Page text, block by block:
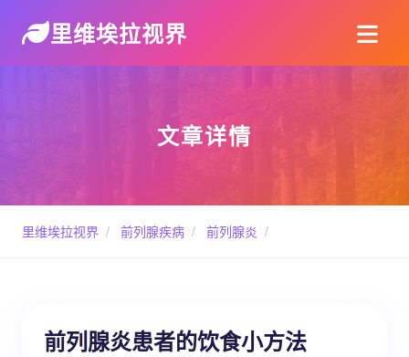
里维埃拉视界
文章详情
里维埃拉视界 / 前列腺疾病 / 前列腺炎 /
前列腺炎患者的饮食小方法